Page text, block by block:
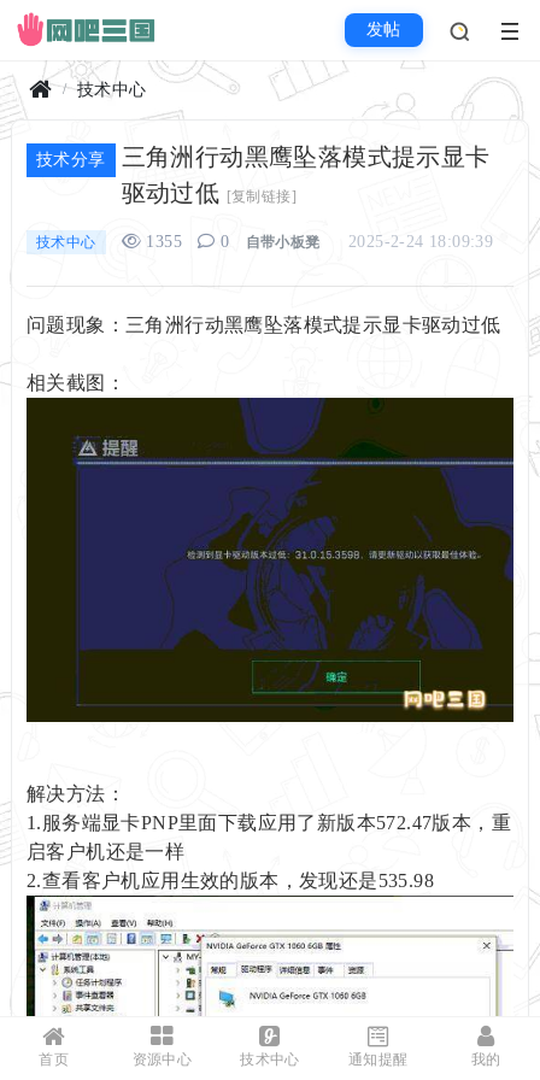
发帖
页
技术中心
技术分享
三角洲行动黑鹰坠落模式提示显卡
驱动过低 [复制链接]
技术中心 1355 0 自带小板凳 2025-2-24 18:09:39
问题现象：三角洲行动黑鹰坠落模式提示显卡驱动过低
相关截图：
解决方法：
1.服务端显卡PNP里面下载应用了新版本572.47版本，重
启客户机还是一样
2.查看客户机应用生效的版本，发现还是535.98
首页 资源中心 技术中心 通知提醒 我的